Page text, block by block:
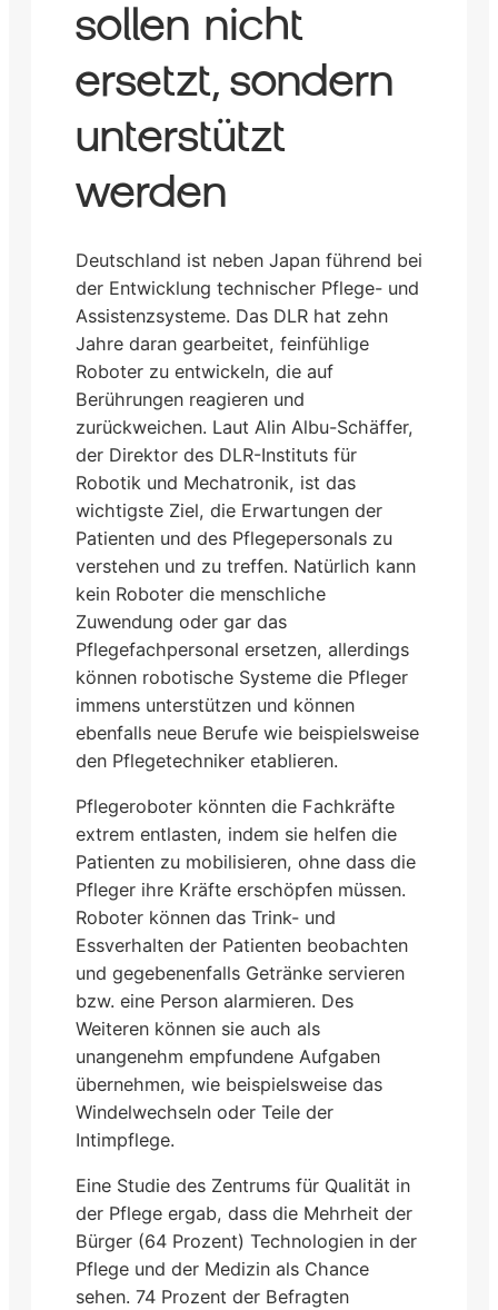
sollen nicht
ersetzt, sondern
unterstützt
werden
Deutschland ist neben Japan führend bei
der Entwicklung technischer Pflege- und
Assistenzsysteme. Das DLR hat zehn
Jahre daran gearbeitet, feinfühlige
Roboter zu entwickeln, die auf
Berührungen reagieren und
zurückweichen. Laut Alin Albu-Schäffer,
der Direktor des DLR-Instituts für
Robotik und Mechatronik, ist das
wichtigste Ziel, die Erwartungen der
Patienten und des Pflegepersonals zu
verstehen und zu treffen. Natürlich kann
kein Roboter die menschliche
Zuwendung oder gar das
Pflegefachpersonal ersetzen, allerdings
können robotische Systeme die Pfleger
immens unterstützen und können
ebenfalls neue Berufe wie beispielsweise
den Pflegetechniker etablieren.
Pflegeroboter könnten die Fachkräfte
extrem entlasten, indem sie helfen die
Patienten zu mobilisieren, ohne dass die
Pfleger ihre Kräfte erschöpfen müssen.
Roboter können das Trink- und
Essverhalten der Patienten beobachten
und gegebenenfalls Getränke servieren
bzw. eine Person alarmieren. Des
Weiteren können sie auch als
unangenehm empfundene Aufgaben
übernehmen, wie beispielsweise das
Windelwechseln oder Teile der
Intimpflege.
Eine Studie des Zentrums für Qualität in
der Pflege ergab, dass die Mehrheit der
Bürger (64 Prozent) Technologien in der
Pflege und der Medizin als Chance
sehen. 74 Prozent der Befragten